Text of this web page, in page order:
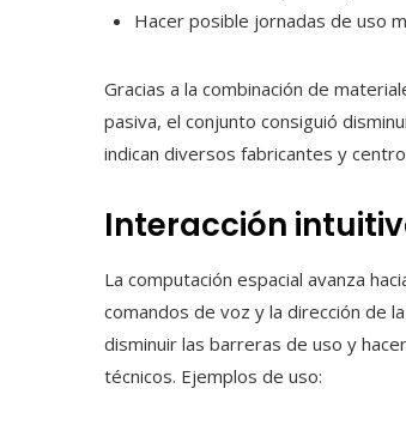
Hacer posible jornadas de uso
Gracias a la combinación de
pasiva, el conjunto consiguió
indican diversos fabricantes y
Interacción
La computación espacial avanza
comandos de voz y la dirección de
disminuir las barreras de uso y
técnicos. Ejemplos de uso: